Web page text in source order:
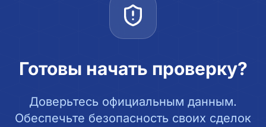
Готовы начать проверку?
Доверьтесь официальным данным.
Обеспечьте безопасность своих сделок